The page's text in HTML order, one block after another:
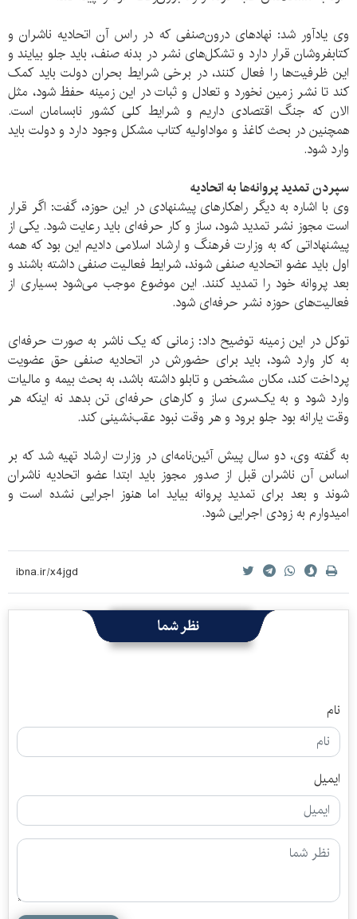
وی یادآور شد: نهادهای درون‌صنفی که در راس آن اتحادیه ناشران و
کتابفروشان قرار دارد و تشکل‌های نشر در بدنه صنف، باید جلو بیایند و
این ظرفیت‌ها را فعال کنند، در برخی شرایط بحران دولت باید کمک
کند تا نشر زمین نخورد و تعادل و ثبات در این زمینه حفظ شود، مثل
الان که جنگ اقتصادی داریم و شرایط کلی کشور نابسامان است.
همچنین در بحث کاغذ و مواداولیه کتاب مشکل وجود دارد و دولت باید
وارد شود.
سپردن تمدید پروانه‌ها به اتحادیه
وی با اشاره به دیگر راهکارهای پیشنهادی در این حوزه، گفت: اگر قرار
است مجوز نشر تمدید شود، ساز و کار حرفه‌ای باید رعایت شود. یکی از
پیشنهاداتی که به وزارت فرهنگ و ارشاد اسلامی دادیم این بود که همه
اول باید عضو اتحادیه صنفی شوند، شرایط فعالیت صنفی داشته باشند و
بعد پروانه خود را تمدید کنند. این موضوع موجب می‌شود بسیاری از
فعالیت‌های حوزه نشر حرفه‌ای شود.
توکل در این زمینه توضیح داد: زمانی که یک ناشر به صورت حرفه‌ای
به کار وارد شود، باید برای حضورش در اتحادیه صنفی حق عضویت
پرداخت کند، مکان مشخص و تابلو داشته باشد، به بحث بیمه و مالیات
وارد شود و به یک‌سری ساز و کارهای حرفه‌ای تن بدهد نه اینکه هر
وقت یارانه بود جلو برود و هر وقت نبود عقب‌نشینی کند.
به گفته وی، دو سال پیش آئین‌نامه‌ای در وزارت ارشاد تهیه شد که بر
اساس آن ناشران قبل از صدور مجوز باید ابتدا عضو اتحادیه ناشران
شوند و بعد برای تمدید پروانه بیاید اما هنوز اجرایی نشده است و
امیدوارم به زودی اجرایی شود.
نظر شما
نام
ایمیل